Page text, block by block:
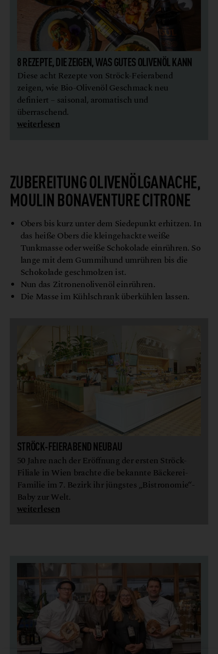
8 REZEPTE, DIE ZEIGEN, WAS GUTES OLIVENÖL KANN
Diese acht Rezepte von Ströck-Feierabend
zeigen, wie Bio-Olivenöl Geschmack neu
definiert – saisonal, aromatisch und
überraschend.
weiterlesen
ZUBEREITUNGOLIVENÖLGANACHE,
MOULIN BONAVENTURE CITRONE
Obers bis kurz unter dem Siedepunkt erhitzen. In
das heiße Obers die kleingehackte weiße
Tunkmasse oder weiße Schokolade einrühren. So
lange mit dem Gummihund umrühren bis die
Schokolade geschmolzen ist.
Nun das Zitronenolivenöl einrühren.
Die Masse im Kühlschrank überkühlen lassen.
STRÖCK-FEIERABEND NEUBAU
50 Jahre nach der Eröffnung der ersten Ströck-
Filiale in Wien brachte die bekannte Bäckerei-
Familie im 7. Bezirk ihr jüngstes „Bistronomie“-
Baby zur Welt.
weiterlesen